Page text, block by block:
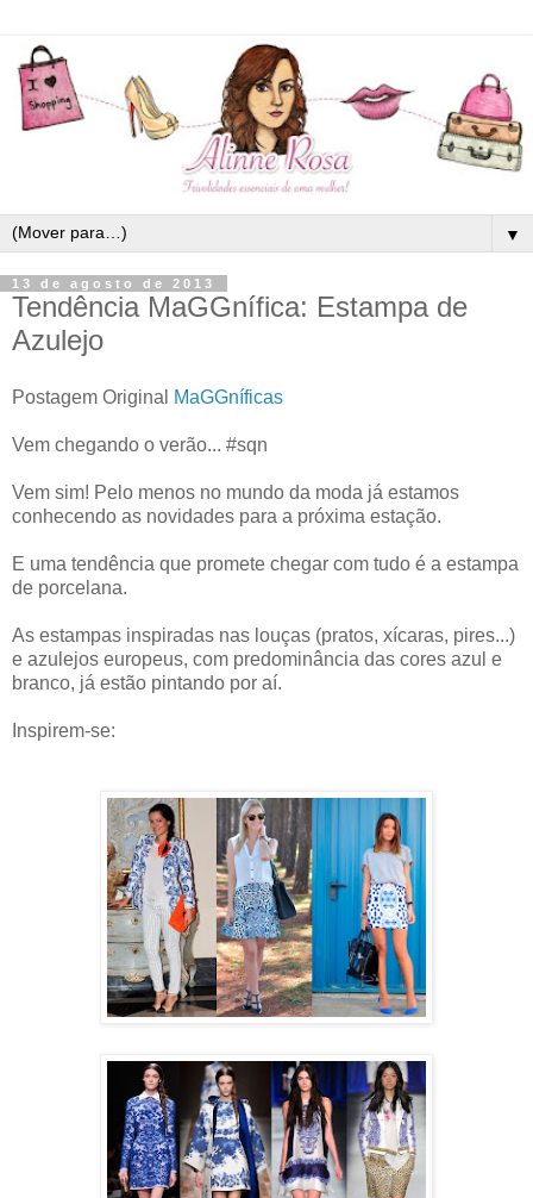
▼
13 de agosto de 2013
Tendência MaGGnífica: Estampa de
Azulejo
Postagem Original MaGGníficas
Vem chegando o verão... #sqn
Vem sim! Pelo menos no mundo da moda já estamos
conhecendo as novidades para a próxima estação.
E uma tendência que promete chegar com tudo é a estampa
de porcelana.
As estampas inspiradas nas louças (pratos, xícaras, pires...)
e azulejos europeus, com predominância das cores azul e
branco, já estão pintando por aí.
Inspirem-se: